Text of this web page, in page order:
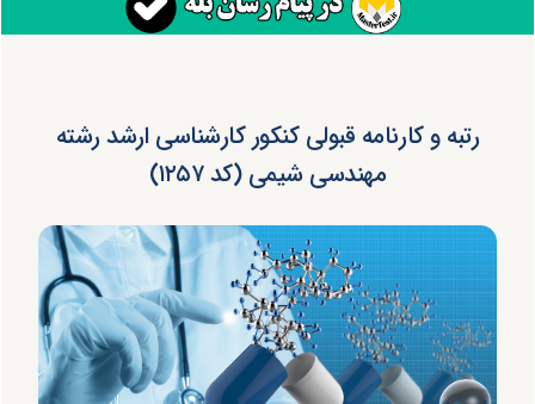
رتبه و کارنامه قبولی کنکور کارشناسی ارشد رشته
مهندسی شیمی (کد ۱۲۵۷)